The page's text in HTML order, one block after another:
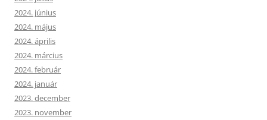
2024. június
2024. május
2024. április
2024. március
2024. február
2024. január
2023. december
2023. november